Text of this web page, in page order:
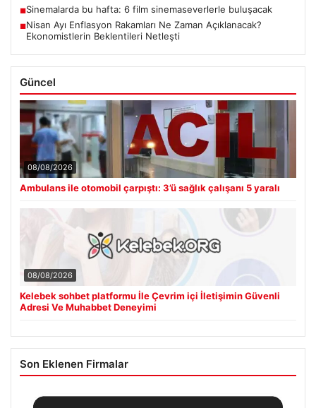
■Sinemalarda bu hafta: 6 film sinemaseverlerle buluşacak
■Nisan Ayı Enflasyon Rakamları Ne Zaman Açıklanacak?
Ekonomistlerin Beklentileri Netleşti
Güncel
08/08/2026
Ambulans ile otomobil çarpıştı: 3’ü sağlık çalışanı 5 yaralı
08/08/2026
Kelebek sohbet platformu İle Çevrim içi İletişimin Güvenli
Adresi Ve Muhabbet Deneyimi
Son Eklenen Firmalar